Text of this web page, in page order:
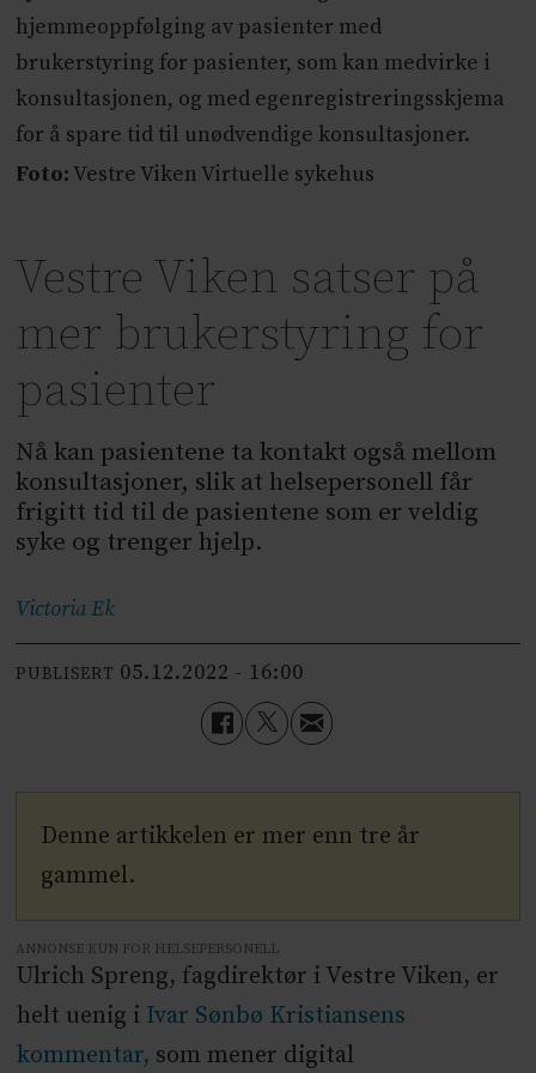
hjemmeoppfølging av pasienter med
brukerstyring for pasienter, som kan medvirke i
konsultasjonen, og med egenregistreringsskjema
for å spare tid til unødvendige konsultasjoner.
Foto:Vestre Viken Virtuelle sykehus
Vestre Viken satser på
mer brukerstyring for
pasienter
Nå kan pasientene ta kontakt også mellom
konsultasjoner, slik at helsepersonell får
frigitt tid til de pasientene som er veldig
syke og trenger hjelp.
VictoriaEk
PUBLISERT 05.12.2022 - 16:00
Denne artikkelen er mer enn tre år
gammel.
ANNONSE KUN FOR HELSEPERSONELL
Ulrich Spreng, fagdirektør i Vestre Viken, er
helt uenig iIvar Sønbø Kristiansens
kommentar, som mener digital